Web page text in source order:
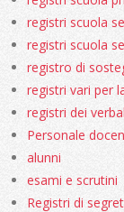
registri scuola
registri scuola
registro di
registri vari per
registri dei
Personale
alunni
esami e scrutini
Registri di